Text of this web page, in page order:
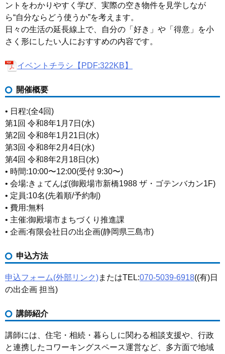
ントをわかりやすく学び、実際の空き物件を見学しなが
ら“自分ならどう使うか”を考えます。
日々の生活の延長線上で、自分の「好き」や「得意」を小
さく形にしたい人におすすめの内容です。
イベントチラシ【PDF:322KB】
開催概要
• 日程:(全4回)
第1回 令和8年1月7日(水)
第2回 令和8年1月21日(水)
第3回 令和8年2月4日(水)
第4回 令和8年2月18日(水)
• 時間:10:00〜12:00(受付 9:30〜)
• 会場:きょてんば(御殿場市新橋1988 ザ・ゴテンバカン1F)
• 定員:10名(先着順/予約制)
• 費用:無料
• 主催:御殿場市まちづくり推進課
• 企画:有限会社日の出企画(静岡県三島市)
申込方法
申込フォーム(外部リンク)またはTEL:070-5039-6918((有)日
の出企画 担当)
講師紹介
講師には、住宅・相続・暮らしに関わる相談支援や、行政
と連携したコワーキングスペース運営など、多方面で地域